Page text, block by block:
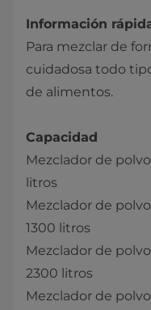
Información
Para mezclar de
cuidadosa todo
de alimentos.
Capacidad
Mezclador de
litros
Mezclador de
1300 litros
Mezclador de
2300 litros
Mezclador de